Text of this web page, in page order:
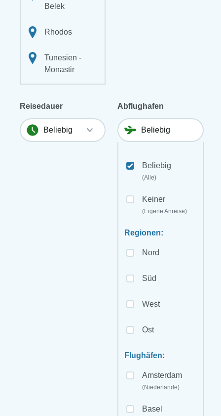
Belek
Rhodos
Tunesien -
Monastir
Reisedauer Abflughafen
Beliebig
(Alle)
Keiner
(Eigene Anreise)
Regionen:
Nord
Süd
West
Ost
Flughäfen:
Amsterdam
(Niederlande)
Basel